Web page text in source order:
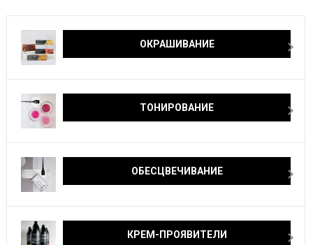
ОКРАШИВАНИЕ
ТОНИРОВАНИЕ
ОБЕСЦВЕЧИВАНИЕ
КРЕМ-ПРОЯВИТЕЛИ